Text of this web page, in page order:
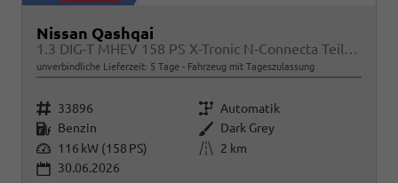
Nissan Qashqai
1.3 DIG-T MHEV 158 PS X-Tronic N-Connecta Teil-Leder PanoGlasdach Klimaautomatik Sitzheizung Lenkradheizung Navi ACC PDC v+h 360°Kamera DAB Bluetooth Touchscreen Apple CarPlay Android Auto 18"LM
unverbindliche Lieferzeit: 5 Tage Fahrzeug mit Tageszulassung
Fahrzeugnr. 33896 Getriebe Automatik
Kraftstoff Benzin Außenfarbe Dark Grey
Leistung 116 kW (158 PS) Kilometerstand
2 km
30.06.2026